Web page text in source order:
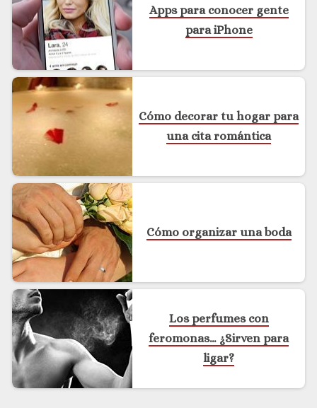
Apps para conocer gente
para iPhone
Cómo decorar tu hogar para
una cita romántica
Cómo organizar una boda
Los perfumes con
feromonas… ¿Sirven para
ligar?